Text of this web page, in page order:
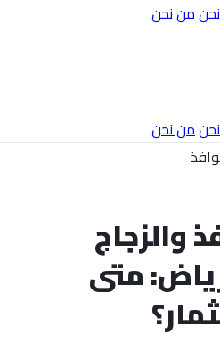
من نحن
من نحن
والزجاج
متى